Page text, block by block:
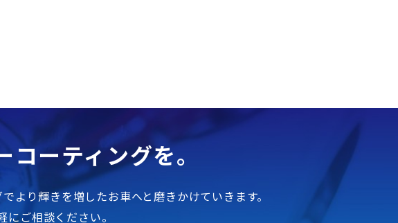
ーティングを。
より輝きを増したお車へと磨きかけていきます。
ご相談ください。